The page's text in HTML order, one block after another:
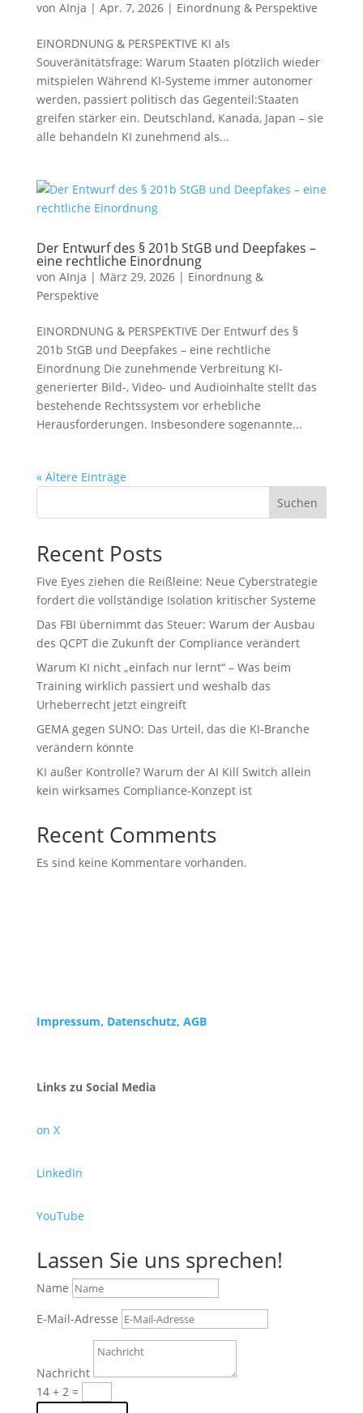
von AInja | Apr. 7, 2026| Einordnung & Perspektive
EINORDNUNG & PERSPEKTIVE KI als
Souveränitätsfrage: Warum Staaten plötzlich wieder
mitspielen Während KI-Systeme immer autonomer
werden, passiert politisch das Gegenteil:Staaten
greifen stärker ein. Deutschland, Kanada, Japan – sie
alle behandeln KI zunehmend als...
Der Entwurf des § 201b StGB und Deepfakes –
eine rechtliche Einordnung
von AInja | März 29, 2026| Einordnung &
Perspektive
EINORDNUNG & PERSPEKTIVE Der Entwurf des §
201b StGB und Deepfakes – eine rechtliche
Einordnung Die zunehmende Verbreitung KI-
generierter Bild-, Video- und Audioinhalte stellt das
bestehende Rechtssystem vor erhebliche
Herausforderungen. Insbesondere sogenannte...
« Ältere Einträge
Suchen
Recent Posts
Five Eyes ziehen die Reißleine: Neue Cyberstrategie
fordert die vollständige Isolation kritischer Systeme
Das FBI übernimmt das Steuer: Warum der Ausbau
des QCPT die Zukunft der Compliance verändert
Warum KI nicht „einfach nur lernt“ – Was beim
Training wirklich passiert und weshalb das
Urheberrecht jetzt eingreift
GEMA gegen SUNO: Das Urteil, das die KI-Branche
verändern könnte
KI außer Kontrolle? Warum der AI Kill Switch allein
kein wirksames Compliance-Konzept ist
Recent Comments
Es sind keine Kommentare vorhanden.
Impressum, Datenschutz, AGB
Links zu Social Media
on X
LinkedIn
YouTube
Lassen Sie uns sprechen!
Name
E-Mail-Adresse
Nachricht
14 + 2=